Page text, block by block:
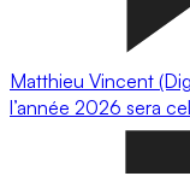
Matthieu Vincent
l’année 2026 sera